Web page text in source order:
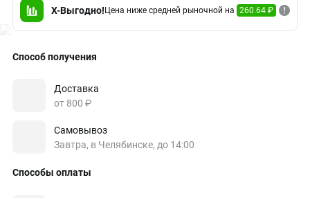
X-Выгодно! Цена ниже средней рыночной на 260.64 ₽
Способ получения
Доставка
от 800 ₽
Самовывоз
Завтра, в Челябинске, до 14:00
Способы оплаты